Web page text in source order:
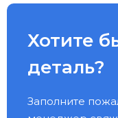
Хотите
деталь?
Заполните